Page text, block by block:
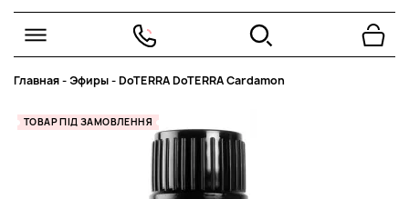
Главная-Эфиры-DoTERRA DoTERRA Cardamon
ТОВАР ПІД ЗАМОВЛЕННЯ